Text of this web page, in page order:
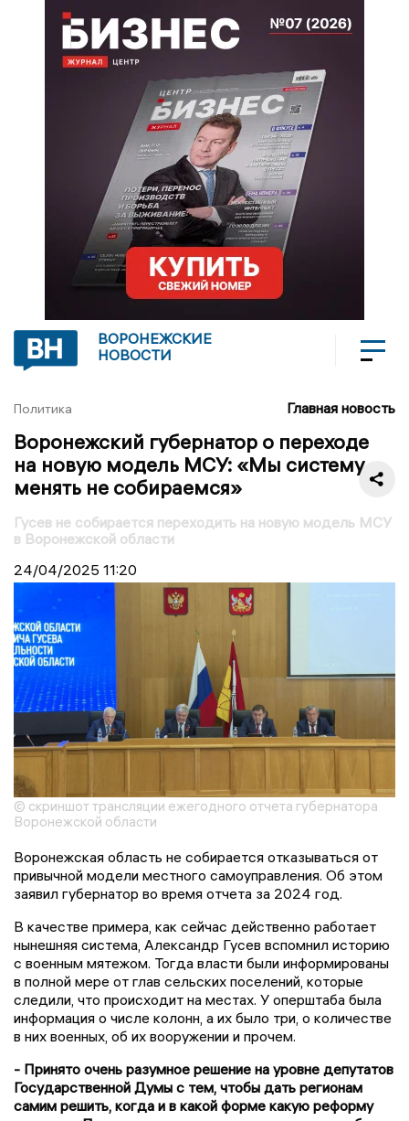
ВОРОНЕЖСКИЕ
НОВОСТИ
Политика Главная новость
Воронежский губернатор о переходе
на новую модель МСУ: «Мы систему
менять не собираемся»
Гусев не собирается переходить на новую модель МСУ
в Воронежской области
24/04/2025 11:20
© скриншот трансляции ежегодного отчета губернатора
Воронежской области
Воронежская область не собирается отказываться от
привычной модели местного самоуправления. Об этом
заявил губернатор во время отчета за 2024 год.
В качестве примера, как сейчас действенно работает
нынешняя система, Александр Гусев вспомнил историю
с военным мятежом. Тогда власти были информированы
в полной мере от глав сельских поселений, которые
следили, что происходит на местах. У оперштаба была
информация о числе колонн, а их было три, о количестве
в них военных, об их вооружении и прочем.
- Принято очень разумное решение на уровне депутатов
Государственной Думы с тем, чтобы дать регионам
самим решить, когда и в какой форме какую реформу